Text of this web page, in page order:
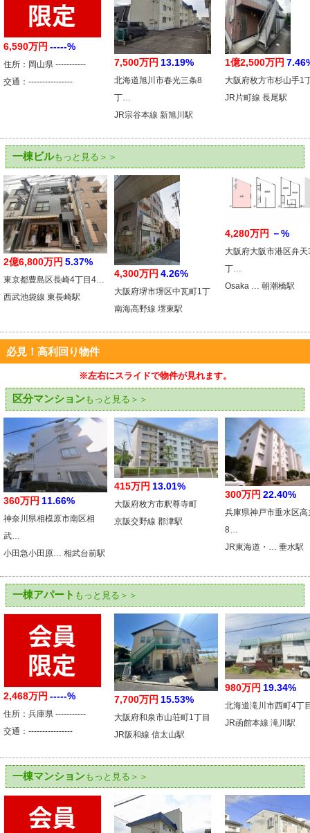
6,590万円 -----%
住所：岡山県 -----------
交通：----------------
7,500万円 13.19%
北海道旭川市春光三条8
丁…
JR宗谷本線 新旭川駅
1億2,500万円
大阪府枚方市杉山手1
JR片町線 長尾駅
一棟ビルもっと見る＞＞
2億6,800万円 5.37%
東京都豊島区長崎4丁目4…
西武池袋線 東長崎駅
4,300万円 4.26%
大阪府堺市堺区中瓦町1丁
南海高野線 堺東駅
4,280万円 －%
大阪府大阪市港区弁天
丁…
Osaka … 朝潮橋駅
必見！高利回り物件
※左右にスライドで物件が見れます。
区分マンションもっと見る＞＞
360万円 11.66%
神奈川県相模原市南区相
武…
小田急小田原… 相武台前駅
415万円 13.01%
大阪府枚方市釈尊寺町
京阪交野線 郡津駅
300万円 22.40%
兵庫県神戸市垂水区高
8…
JR東海道・… 垂水駅
一棟アパート もっと見る＞＞
2,468万円 -----%
住所：兵庫県 -----------
交通：----------------
7,700万円 15.53%
大阪府和泉市山荘町1丁目
JR阪和線 信太山駅
980万円 19.34%
北海道滝川市西町4丁
JR函館本線 滝川駅
一棟マンションもっと見る＞＞